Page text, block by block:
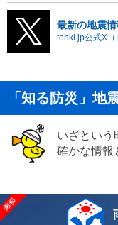
最新の地震
tenki.jp公式X（
「知る防災」地
いざという
確かな情報